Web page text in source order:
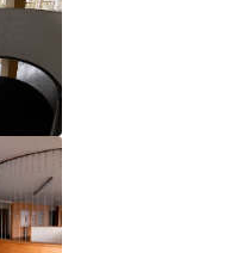
Pontificia Universidad
2025
de Graduación
Derecho, LLM 2025